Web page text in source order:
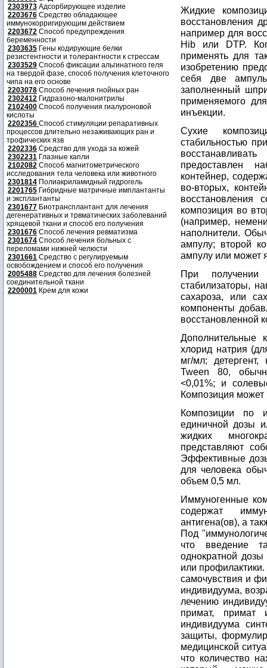
2303973 Адсорбирующее изделие
2203676 Средство обладающее
иммунокорригирующим действием
2203672 Способ предупреждения
беременности
2303635 Гены кодирующие белки
резистентности и толерантности к стрессам
2303529 Способ фиксации альгинатного геля
на твердой фазе, способ получения клеточного
чипа на его основе
2203078 Способ лечения гнойных ран
2302412 Гидразоно-малонитрилы
2102400 Способ получения гиалуроновой
кислоты
2202356 Способ стимуляции репаративных
процессов длительно незаживающих ран и
трофических язв
2202336 Средство для ухода за кожей
2302231 Глазные капли
2102082 Способ магнитометрического
исследования тела человека или животного
2301814 Полиакриламидный гидрогель
2201765 Гибридные матричные имплантанты
и эксплантанты
2301677 Биотрансплантант для лечения
дегенеративных и трвматических заболеваний
хрящевой ткани и способ его получения
2301676 Способ лечения ревматизма
2301674 Способ лечения больных с
переломами нижней челюсти
2301661 Средство с регулируемым
освобождением и способ его получения
2005488 Средство для лечения болезней
соединительной ткани
2200001 Крем для кожи
Жидкие
восстановления
например для
Hib или DTP.
применять для
изобретению
себя две
заполненный
применяемого
инъекции.
Сухие
стабильностью
предоставлен
контейнер,
во-вторых,
восстановления
композиция во
(например,
наполнители.
ампулу; второй
ампулу или может
При получении
стабилизаторы,
сахароза, или
компоненты
восстановленной
Дополнительные
хлорид натрия
мг/мл;
Tween 80,
<0,01%; и
Композиция может
Композиции по
единичной дозы
жидких
представляют
Эффективные
для человека
объем 0,5 мл.
Иммуногенные
содержат
антигена(ов), а
Под
что введение
однократной
или
самочувствия и
индивидуума,
лечению
примат, примат
индивидуума
защиты,
медицинской
что количество